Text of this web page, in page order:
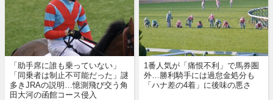
「助手席に誰も乗っていない」
「同乗者は制止不可能だった」謎
多きJRAの説明…憶測飛び交う角
田大河の函館コース侵入
1番人気が「痛恨不利」で馬券圏
外…勝利騎手には過怠金処分も
「ハナ差の4着」に後味の悪さ